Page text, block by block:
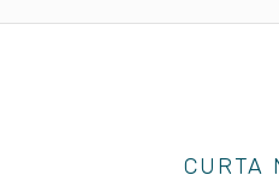
CURTA